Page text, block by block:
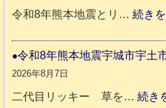
令和8年熊本地震とリ…続き
令和8年熊本地震宇城市宇土
2026年8月7日
二代目リッキー 草を…続き